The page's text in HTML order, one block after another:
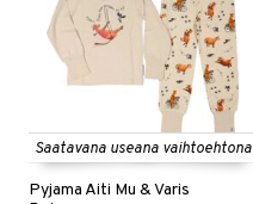
Saatavana useana vaihtoehtona
Pyjama Äiti Mu & Varis